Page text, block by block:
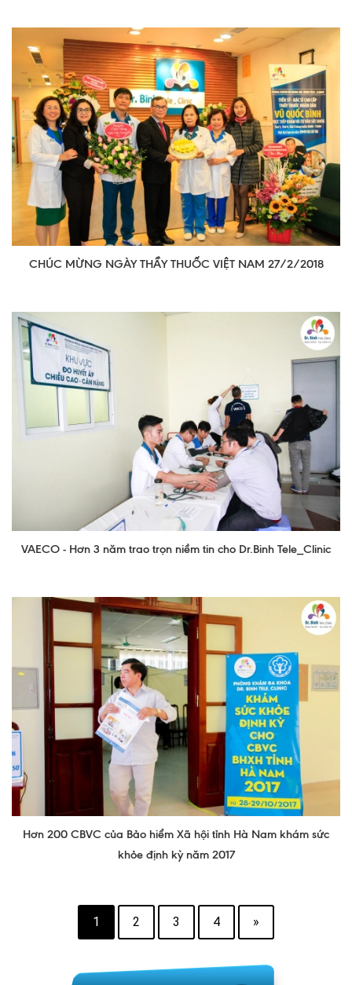
CHÚC MỪNG NGÀY THẦY THUỐC VIỆT NAM 27/2/2018
VAECO - Hơn 3 năm trao trọn niềm tin cho Dr.Binh Tele_Clinic
Hơn 200 CBVC của Bảo hiểm Xã hội tỉnh Hà Nam khám sức
khỏe định kỳ năm 2017
1 2 3 4 »